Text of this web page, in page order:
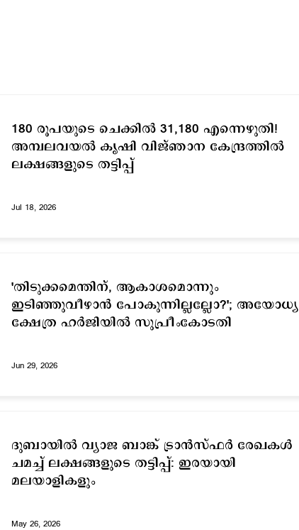
180 രൂപയുടെ ചെക്കില്‍ 31,180 എന്നെഴുതി!
അമ്പലവയല്‍ കൃഷി വിജ്ഞാന കേന്ദ്രത്തില്‍
ലക്ഷങ്ങളുടെ തട്ടിപ്പ്
Jul 18, 2026
'തിടുക്കമെന്തിന്, ആകാശമൊന്നും
ഇടിഞ്ഞുവീഴാൻ പോകുന്നില്ലല്ലോ?'; അയോധ്യ
ക്ഷേത്ര ഹർജിയിൽ സുപ്രീംകോടതി
Jun 29, 2026
ദുബായില്‍ വ്യാജ ബാങ്ക് ട്രാൻസ്ഫർ രേഖകൾ
ചമച്ച് ലക്ഷങ്ങളുടെ തട്ടിപ്പ്: ഇരയായി
മലയാളികളും
May 26, 2026